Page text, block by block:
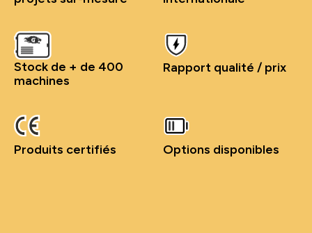
Stock de + de 400
machines
Rapport qualité / prix
Produits certifiés Options disponibles